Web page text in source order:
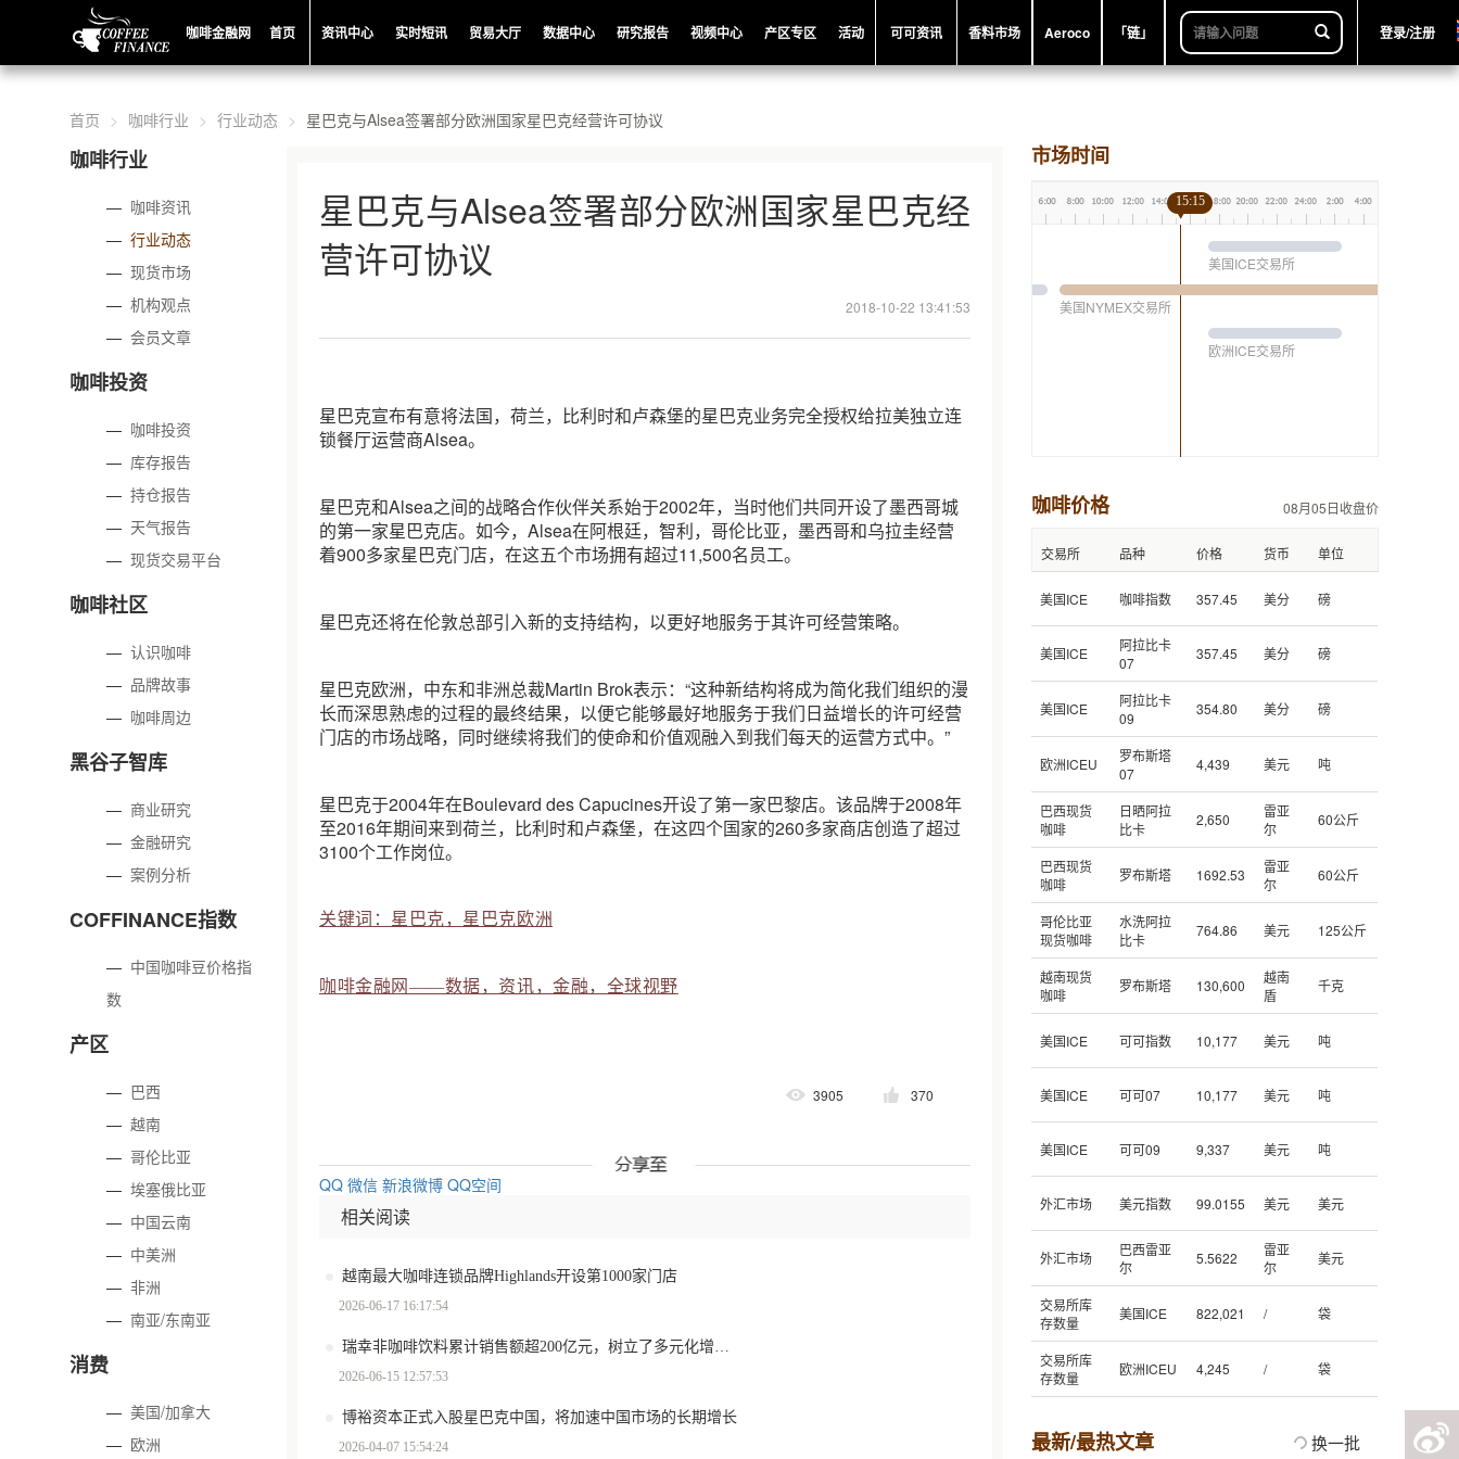
咖啡金融网 首页 资讯中心 实时短讯 贸易大厅 数据中心 研究报告 视频中心 产区专区 活动 可可资讯 香料市场 Aeroco 「链」 登录/注册
首页 咖啡行业 行业动态 星巴克与Alsea签署部分欧洲国家星巴克经营许可协议
咖啡行业
— 咖啡资讯
—行业动态
—现货市场
—机构观点
—会员文章
咖啡投资
— 咖啡投资
— 库存报告
—持仓报告
— 天气报告
—现货交易平台
咖啡社区
—认识咖啡
— 品牌故事
— 咖啡周边
黑谷子智库
— 商业研究
—金融研究
—案例分析
COFFINANCE指数
— 中国咖啡豆价格指
数
产区
— 巴西
—越南
—哥伦比亚
—埃塞俄比亚
— 中国云南
— 中美洲
—非洲
—南亚/东南亚
消费
—美国/加拿大
— 欧洲
星巴克与Alsea签署部分欧洲国家星巴克经
营许可协议
2018-10-22 13:41:53
星巴克宣布有意将法国，荷兰，比利时和卢森堡的星巴克业务完全授权给拉美独立连
锁餐厅运营商Alsea。
星巴克和Alsea之间的战略合作伙伴关系始于2002年，当时他们共同开设了墨西哥城
的第一家星巴克店。如今，Alsea在阿根廷，智利，哥伦比亚，墨西哥和乌拉圭经营
着900多家星巴克门店，在这五个市场拥有超过11,500名员工。
星巴克还将在伦敦总部引入新的支持结构，以更好地服务于其许可经营策略。
星巴克欧洲，中东和非洲总裁Martin Brok表示：“这种新结构将成为简化我们组织的漫
长而深思熟虑的过程的最终结果，以便它能够最好地服务于我们日益增长的许可经营
门店的市场战略，同时继续将我们的使命和价值观融入到我们每天的运营方式中。”
星巴克于2004年在Boulevard des Capucines开设了第一家巴黎店。该品牌于2008年
至2016年期间来到荷兰，比利时和卢森堡，在这四个国家的260多家商店创造了超过
3100个工作岗位。
关键词：星巴克，星巴克欧洲
咖啡金融网——数据，资讯，金融，全球视野
3905 370
QQ 微信 新浪微博 QQ空间
相关阅读
越南最大咖啡连锁品牌Highlands开设第1000家门店
2026-06-17 16:17:54
2026-06-15 12:57:53
博裕资本正式入股星巴克中国，将加速中国市场的长期增长
2026-04-07 15:54:24
市场时间
美国ICE交易所
美国NYMEX交易所
欧洲ICE交易所
15:15
咖啡价格 08月05日收盘价
交易所 品种 价格 货币 单位
美国ICE 咖啡指数 357.45 美分 磅
美国ICE
阿拉比卡
07
357.45 美分 磅
美国ICE
阿拉比卡
09
354.80 美分 磅
欧洲ICEU
罗布斯塔
07
4,439 美元 吨
巴西现货
咖啡
日晒阿拉
比卡
2,650
雷亚
尔
60公斤
巴西现货
咖啡
罗布斯塔 1692.53
雷亚
尔
60公斤
哥伦比亚
现货咖啡
水洗阿拉
比卡
764.86 美元 125公斤
越南现货
咖啡
罗布斯塔 130,600
越南
盾
千克
美国ICE 可可指数 10,177 美元 吨
美国ICE 可可07 10,177 美元 吨
美国ICE 可可09 9,337 美元 吨
外汇市场 美元指数 99.0155 美元 美元
外汇市场
巴西雷亚
尔
5.5622
雷亚
尔
美元
交易所库
存数量
美国ICE 822,021 / 袋
交易所库
存数量
欧洲ICEU 4,245 / 袋
最新/最热文章 换一批